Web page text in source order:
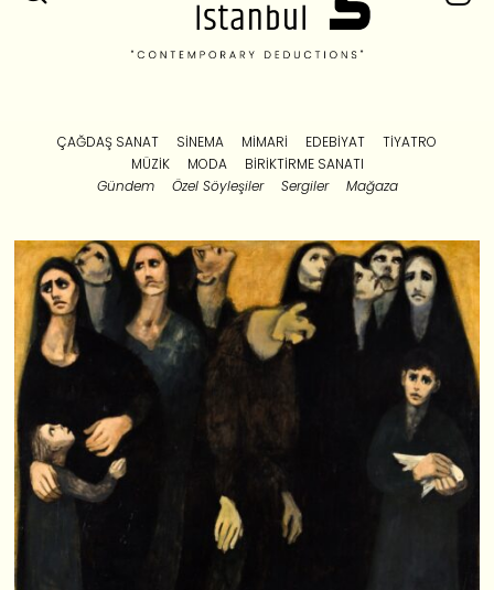
ÇAĞDAŞ SANAT SINEMA MIMARI EDEBIYAT
TIYATRO
MÜZIK
MODA
BIRIKTIRME SANATI
Gündem
Özel Söyleşiler Sergiler Mağaza